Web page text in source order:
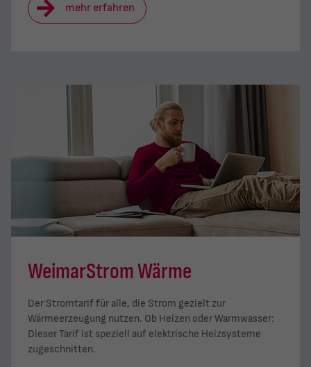
mehr erfahren
WeimarStrom Wärme
Der Stromtarif für alle, die Strom gezielt zur
Wärmeerzeugung nutzen. Ob Heizen oder Warmwasser:
Dieser Tarif ist speziell auf elektrische Heizsysteme
zugeschnitten.